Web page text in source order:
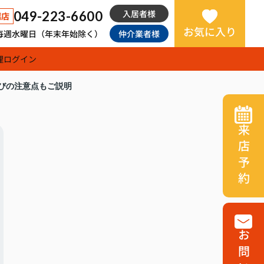
049-223-6600
水曜日（年末年始除く）
入居者様
仲介業者様
お気に入り
ログイン
の注意点もご説明
来店予約